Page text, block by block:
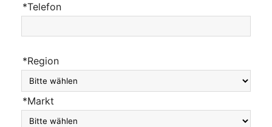
*Telefon
*Region
*Markt